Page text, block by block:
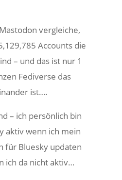
vergleiche,
Accounts die
– und das ist nur 1
Fediverse das
ist….
– ich persönlich bin
aktiv wenn ich mein
für Bluesky updaten
ich da nicht aktiv…